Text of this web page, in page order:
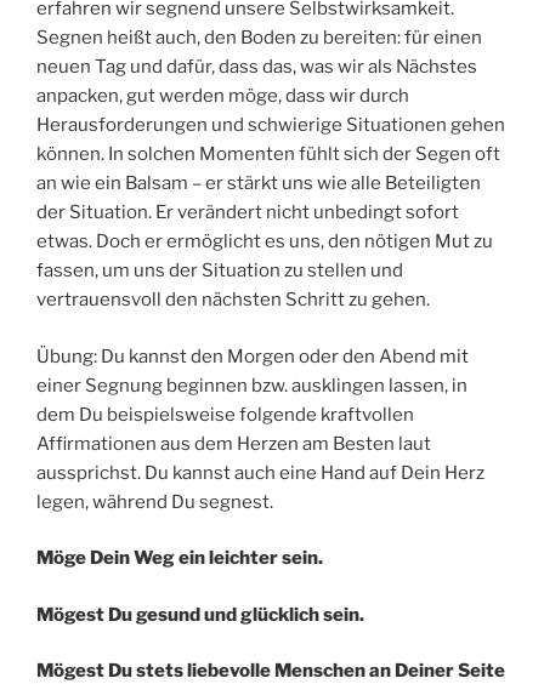
erfahren wir segnend unsere Selbstwirksamkeit.
Segnen heißt auch, den Boden zu bereiten: für einen
neuen Tag und dafür, dass das, was wir als Nächstes
anpacken, gut werden möge, dass wir durch
Herausforderungen und schwierige Situationen gehen
können. In solchen Momenten fühlt sich der Segen oft
an wie ein Balsam – er stärkt uns wie alle Beteiligten
der Situation. Er verändert nicht unbedingt sofort
etwas. Doch er ermöglicht es uns, den nötigen Mut zu
fassen, um uns der Situation zu stellen und
vertrauensvoll den nächsten Schritt zu gehen.
Übung: Du kannst den Morgen oder den Abend mit
einer Segnung beginnen bzw. ausklingen lassen, in
dem Du beispielsweise folgende kraftvollen
Affirmationen aus dem Herzen am Besten laut
aussprichst. Du kannst auch eine Hand auf Dein Herz
legen, während Du segnest.
Möge Dein Weg ein leichter sein.
Mögest Du gesund und glücklich sein.
Mögest Du stets liebevolle Menschen an Deiner Seite